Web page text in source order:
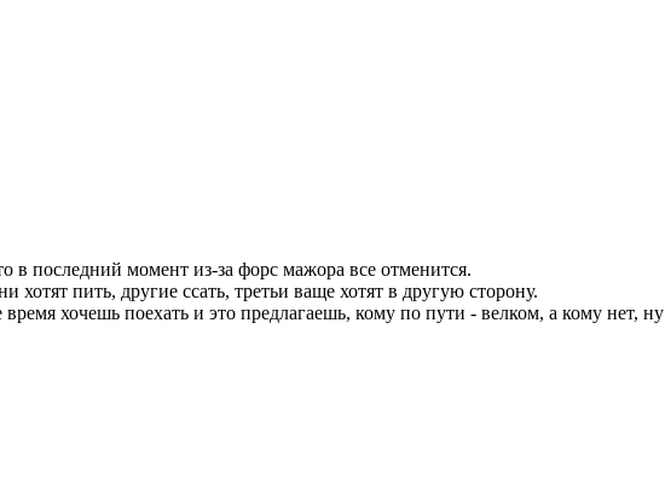
в последний момент из-за форс мажора все отменится.
пить, другие ссать, третьи ваще хотят в другую сторону.
хочешь поехать и это предлагаешь, кому по пути - велком, а кому нет, ну